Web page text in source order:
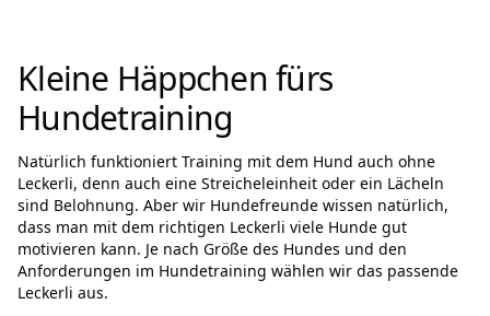
Kleine Häppchen fürs
Hundetraining
Natürlich funktioniert Training mit dem Hund auch ohne
Leckerli, denn auch eine Streicheleinheit oder ein Lächeln
sind Belohnung. Aber wir Hundefreunde wissen natürlich,
dass man mit dem richtigen Leckerli viele Hunde gut
motivieren kann. Je nach Größe des Hundes und den
Anforderungen im Hundetraining wählen wir das passende
Leckerli aus.